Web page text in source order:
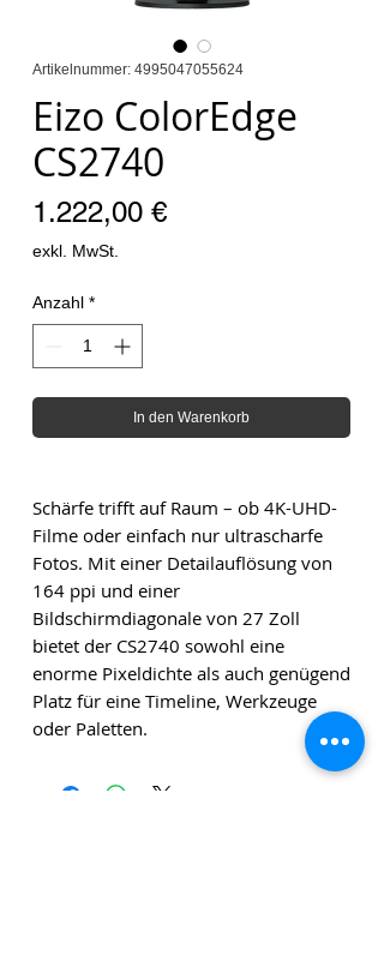
Artikelnummer: 4995047055624
Eizo ColorEdge
CS2740
1.222,00 €Preis
exkl. MwSt.
Anzahl *
In den Warenkorb
Schärfe trifft auf Raum – ob 4K-UHD-
Filme oder einfach nur ultrascharfe
Fotos. Mit einer Detailauflösung von
164 ppi und einer
Bildschirmdiagonale von 27 Zoll
bietet der CS2740 sowohl eine
enorme Pixeldichte als auch genügend
Platz für eine Timeline, Werkzeuge
oder Paletten.